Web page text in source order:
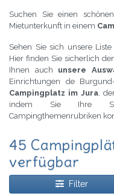
Suchen Sie einen
Mietunterkunft in einem
Sehen Sie sich unsere Liste
Hier finden Sie sicherlich
Ihnen auch unsere
Einrichtungen de
Campingplatz im Jura,
indem Sie Ihre
Campingthemenrubriken
45
verfügbar
Filter